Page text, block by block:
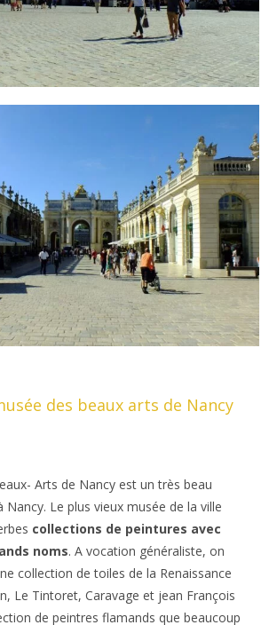
des beaux arts de Nancy
Arts de Nancy est un très beau
Nancy. Le plus vieux musée de la ville
collections de peintures avec
noms. A vocation généraliste, on
collection de toiles de la Renaissance
Le Tintoret, Caravage et jean François
de peintres flamands que beaucoup